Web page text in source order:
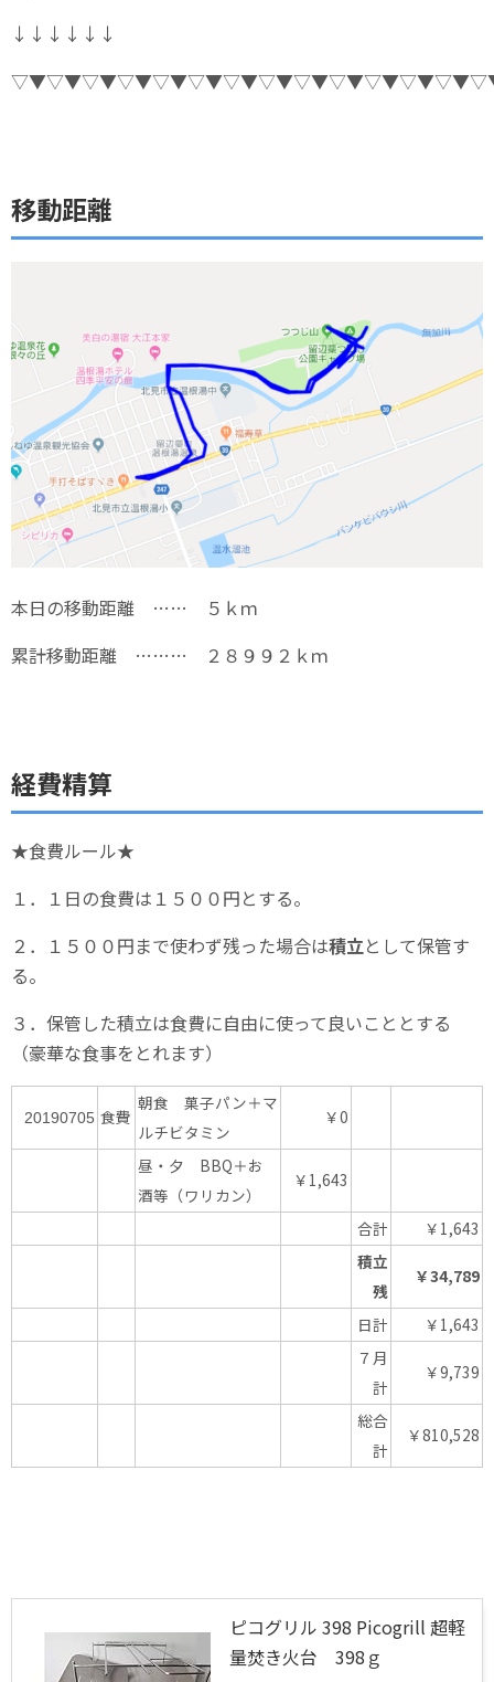
↓↓↓↓↓↓
移動距離
本日の移動距離 …… ５ｋｍ
累計移動距離 ……… ２８９９２ｋｍ
経費精算
★食費ルール★
１．１日の食費は１５００円とする。
２．１５００円まで使わず残った場合は積立として保管す
る。
３．保管した積立は食費に自由に使って良いこととする
（豪華な食事をとれます）
20190705 食費
朝食 菓子パン＋マ
ルチビタミン
￥0
昼・夕 BBQ＋お
酒等（ワリカン）
￥1,643
合計
￥1,643
積立
残
￥34,789
日計
￥1,643
７月
計
￥9,739
総合
計
￥810,528
ピコグリル 398 Picogrill 超軽
量焚き火台 398ｇ